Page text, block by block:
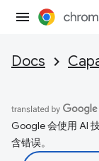
Docs
Google 会使用 AI
含错误。